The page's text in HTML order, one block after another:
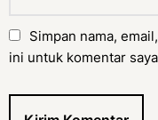
Simpan nama,
ini untuk komentar